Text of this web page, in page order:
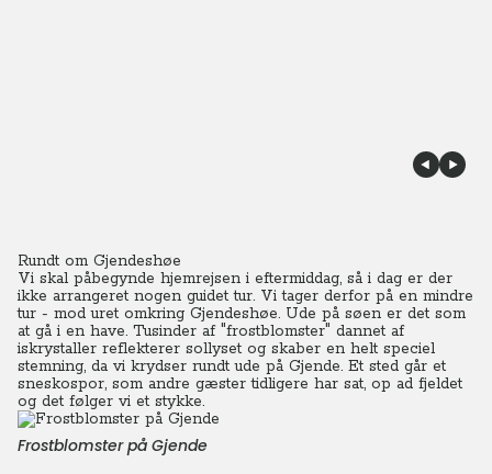
Rundt om Gjendeshøe
Vi skal påbegynde hjemrejsen i eftermiddag, så i dag er der
ikke arrangeret nogen guidet tur. Vi tager derfor på en mindre
tur - mod uret omkring Gjendeshøe. Ude på søen er det som
at gå i en have. Tusinder af "frostblomster" dannet af
iskrystaller reflekterer sollyset og skaber en helt speciel
stemning, da vi krydser rundt ude på Gjende. Et sted går et
sneskospor, som andre gæster tidligere har sat, op ad fjeldet
og det følger vi et stykke.
Frostblomster på Gjende